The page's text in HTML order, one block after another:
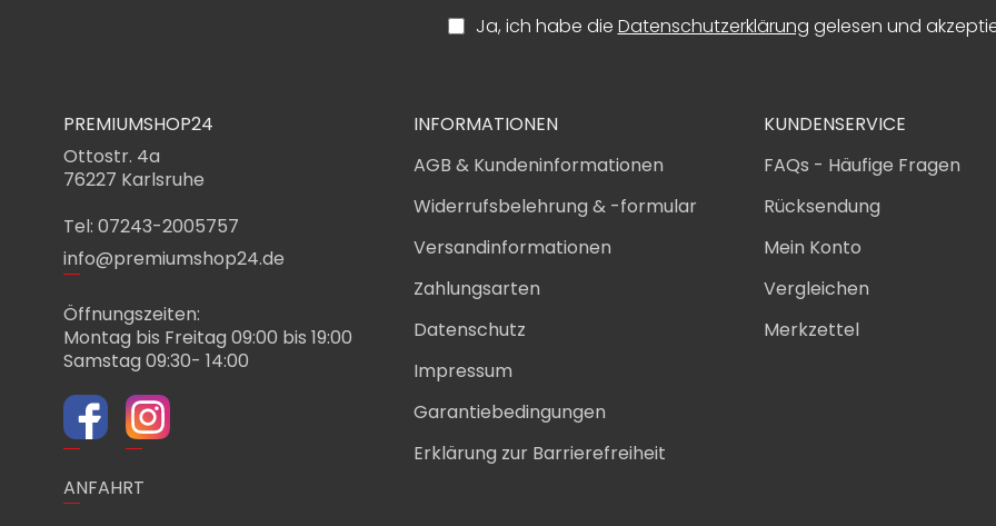
Ja, ich habe die Datenschutzerklärung gelesen und
PREMIUMSHOP24
Ottostr. 4a
76227 Karlsruhe
Tel: 07243-2005757
info@premiumshop24.de
Öffnungszeiten:
Montag bis Freitag 09:00 bis 19:00
Samstag 09:30- 14:00
ANFAHRT
INFORMATIONEN
AGB & Kundeninformationen
Widerrufsbelehrung & -formular
Versandinformationen
Zahlungsarten
Datenschutz
Impressum
Garantiebedingungen
Erklärung zur Barrierefreiheit
KUNDENSERVICE
FAQs - Häufige Fragen
Rücksendung
Mein Konto
Vergleichen
Merkzettel